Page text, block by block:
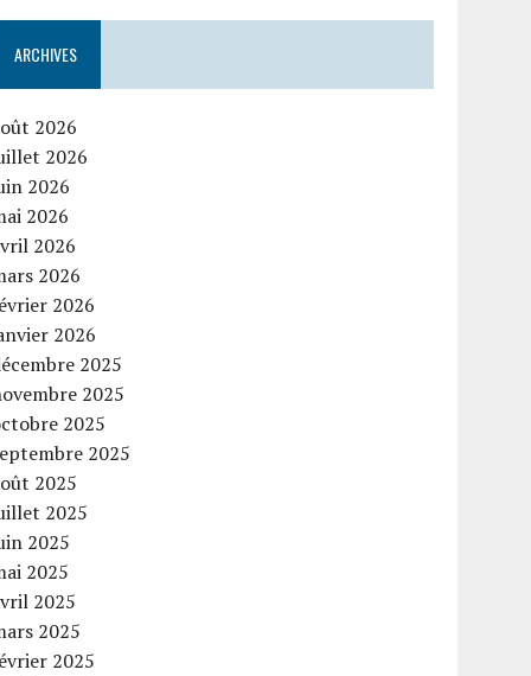
ARCHIVES
2026
2026
2026
2026
2026
2026
2026
2026
2025
2025
2025
2025
2025
2025
2025
2025
2025
2025
2025